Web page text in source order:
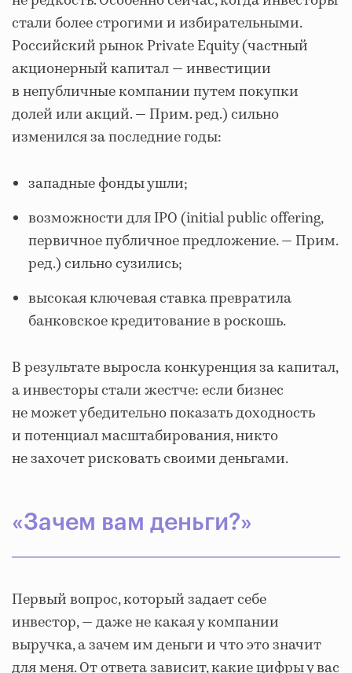
стали более строгими и избирательными.
Российский рынок Private Equity (частный
акционерный капитал — инвестиции
в непубличные компании путем покупки
долей или акций. — Прим. ред.) сильно
изменился за последние годы:
западные фонды ушли;
возможности для IPO (initial public offering,
первичное публичное предложение. — Прим.
ред.) сильно сузились;
высокая ключевая ставка превратила
банковское кредитование в роскошь.
В результате выросла конкуренция за капитал,
а инвесторы стали жестче: если бизнес
не может убедительно показать доходность
и потенциал масштабирования, никто
не захочет рисковать своими деньгами.
«Зачем вам деньги?»
Первый вопрос, который задает себе
инвестор, — даже не какая у компании
выручка, а зачем им деньги и что это значит
для меня. От ответа зависит, какие цифры у вас